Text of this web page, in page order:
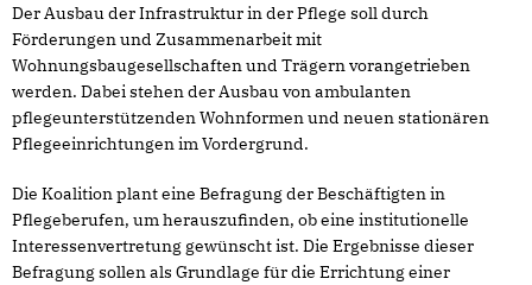
Der Ausbau der Infrastruktur in der Pflege soll durch
Förderungen und Zusammenarbeit mit
Wohnungsbaugesellschaften und Trägern vorangetrieben
werden. Dabei stehen der Ausbau von ambulanten
pflegeunterstützenden Wohnformen und neuen stationären
Pflegeeinrichtungen im Vordergrund.
Die Koalition plant eine Befragung der Beschäftigten in
Pflegeberufen, um herauszufinden, ob eine institutionelle
Interessenvertretung gewünscht ist. Die Ergebnisse dieser
Befragung sollen als Grundlage für die Errichtung einer